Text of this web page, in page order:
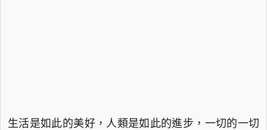
生活是如此的美好，人類是如此的進步，一切的一切